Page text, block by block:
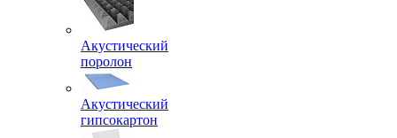
Акустический
поролон
Акустический
гипсокартон